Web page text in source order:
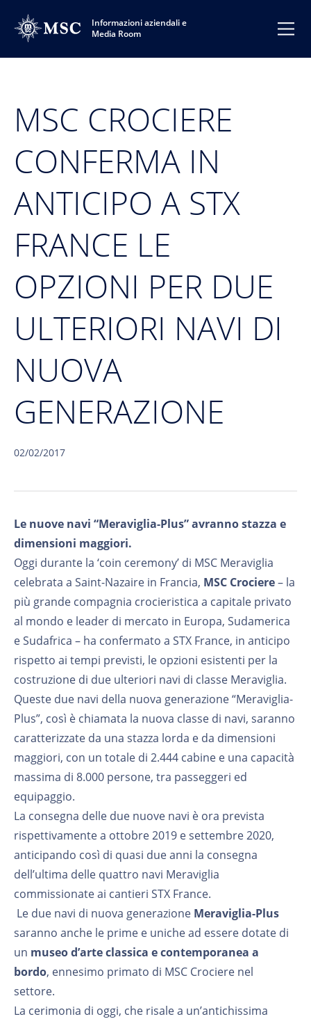
Informazioni aziendali e
Media Room
MSC CROCIERE
CONFERMA IN
ANTICIPO A STX
FRANCE LE
OPZIONI PER DUE
ULTERIORI NAVI DI
NUOVA
GENERAZIONE
02/02/2017
Le nuove navi “Meraviglia-Plus” avranno stazza e
dimensioni maggiori.
Oggi durante la ‘coin ceremony’ di MSC Meraviglia
celebrata a Saint-Nazaire in Francia, MSC Crociere– la
più grande compagnia crocieristica a capitale privato
al mondo e leader di mercato in Europa, Sudamerica
e Sudafrica – ha confermato a STX France, in anticipo
rispetto ai tempi previsti, le opzioni esistenti per la
costruzione di due ulteriori navi di classe Meraviglia.
Queste due navi della nuova generazione “Meraviglia-
Plus”, così è chiamata la nuova classe di navi, saranno
caratterizzate da una stazza lorda e da dimensioni
maggiori, con un totale di 2.444 cabine e una capacità
massima di 8.000 persone, tra passeggeri ed
equipaggio.
La consegna delle due nuove navi è ora prevista
rispettivamente a ottobre 2019 e settembre 2020,
anticipando così di quasi due anni la consegna
dell’ultima delle quattro navi Meraviglia
commissionate ai cantieri STX France.
Le due navi di nuova generazione Meraviglia-Plus
saranno anche le prime e uniche ad essere dotate di
un museo d’arte classica e contemporanea a
bordo, ennesimo primato di MSC Crociere nel
settore.
La cerimonia di oggi, che risale a un’antichissima